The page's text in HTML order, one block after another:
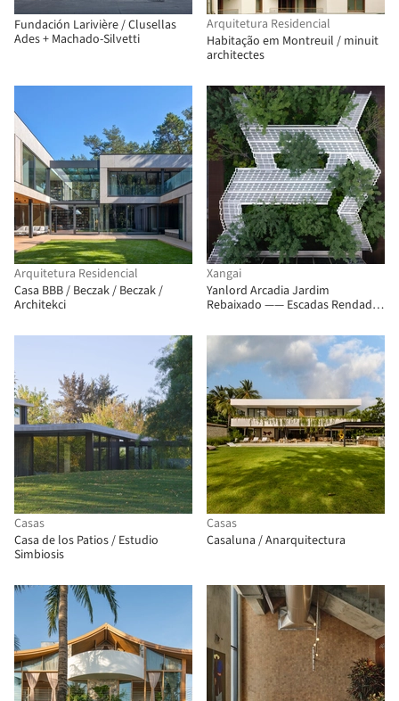
Fundación Larivière / Clusellas
Ades + Machado-Silvetti
Arquitetura Residencial
Habitação em Montreuil / minuit
architectes
Arquitetura Residencial
Casa BBB / Beczak / Beczak /
Architekci
Xangai
Yanlord Arcadia Jardim
Rebaixado —— Escadas Rendadas
Casas
Casa de los Patios / Estudio
Simbiosis
Casas
Casaluna / Anarquitectura